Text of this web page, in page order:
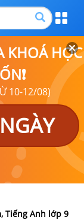
KHOÁ HỌC
10-12/08)
Tiếng Anh lớp 9